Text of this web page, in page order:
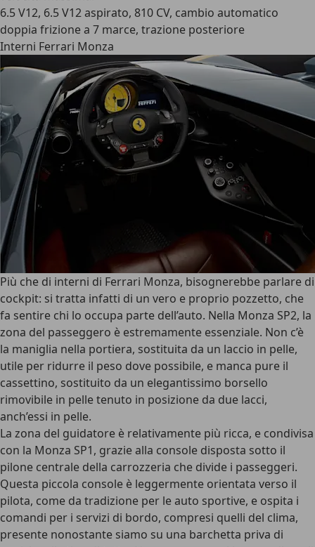
6.5 V12, 6.5 V12 aspirato, 810 CV, cambio automatico
doppia frizione a 7 marce, trazione posteriore
Interni Ferrari Monza
Più che di interni di Ferrari Monza, bisognerebbe parlare di
cockpit: si tratta infatti di un vero e proprio pozzetto, che
fa sentire chi lo occupa parte dell’auto. Nella Monza SP2, la
zona del passeggero è estremamente essenziale. Non c’è
la maniglia nella portiera, sostituita da un laccio in pelle,
utile per ridurre il peso dove possibile, e manca pure il
cassettino, sostituito da un elegantissimo borsello
rimovibile in pelle tenuto in posizione da due lacci,
anch’essi in pelle.
La zona del guidatore è relativamente più ricca, e condivisa
con la Monza SP1, grazie alla console disposta sotto il
pilone centrale della carrozzeria che divide i passeggeri.
Questa piccola console è leggermente orientata verso il
pilota, come da tradizione per le auto sportive, e ospita i
comandi per i servizi di bordo, compresi quelli del clima,
presente nonostante siamo su una barchetta priva di